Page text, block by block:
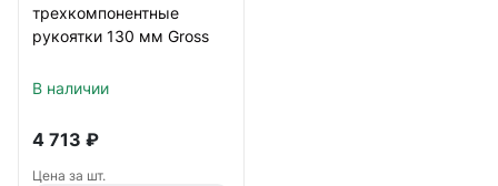
трехкомпонентные
рукоятки 130 мм Gross
В наличии
4 713 ₽
Цена за шт.